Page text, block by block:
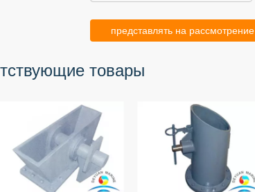
представлять на рассмотрение
товары